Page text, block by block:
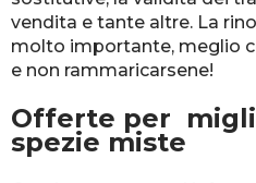
vendita e tante altre. La
molto importante, meglio
e non rammaricarsene!
Offerte per
spezie miste